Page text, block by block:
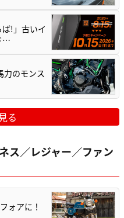
!」古いイ
…
力のモンス
る
ォアに！